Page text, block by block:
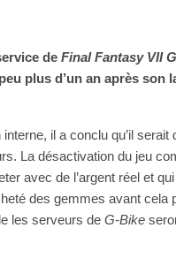
de Final Fantasy VII
plus d’un an après son
il a conclu qu’il
La désactivation du jeu
avec de l’argent réel et
des gemmes avant cela
les serveurs de G-Bike